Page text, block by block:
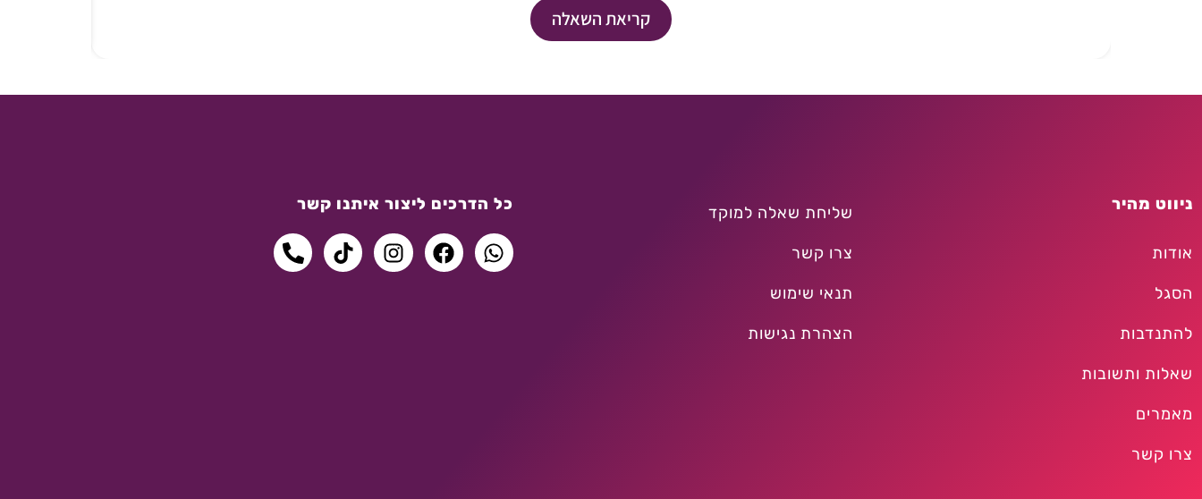
קריאת השאלה
ניווט מהיר
אודות
הסגל
להתנדבות
שאלות ותשובות
מאמרים
צרו קשר
שליחת שאלה למוקד
צרו קשר
תנאי שימוש
הצהרת נגישות
כל הדרכים ליצור איתנו קשר